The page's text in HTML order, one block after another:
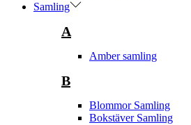
Samling
A
Amber samling
B
Blommor Samling
Bokstäver Samling